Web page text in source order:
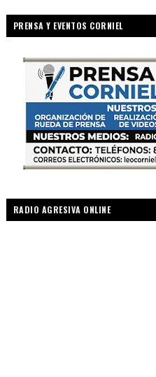
PRENSA Y EVENTOS CORNIEL
RADIO AGRESIVA ONLINE